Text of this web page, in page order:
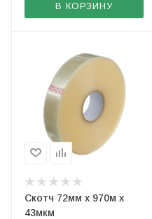
В КОРЗИНУ
Скотч 72мм х 970м х
43мкм